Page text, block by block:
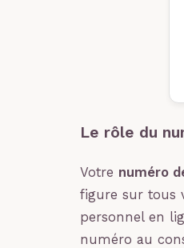
Le rôle du
Votre numéro
figure sur tous
personnel en
numéro au